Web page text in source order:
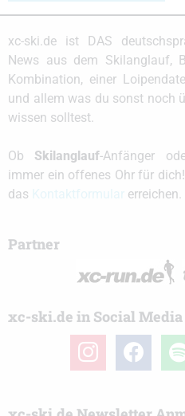
xc-ski.de ist DAS
News aus dem Skilanglauf,
Kombination, einer
und allem was du sonst noch
wissen solltest.
Ob Skilanglauf-Anfänger
immer ein offenes Ohr für
das
erreichen.
Partner
xc-ski.de in Social Media
instagramfacebook